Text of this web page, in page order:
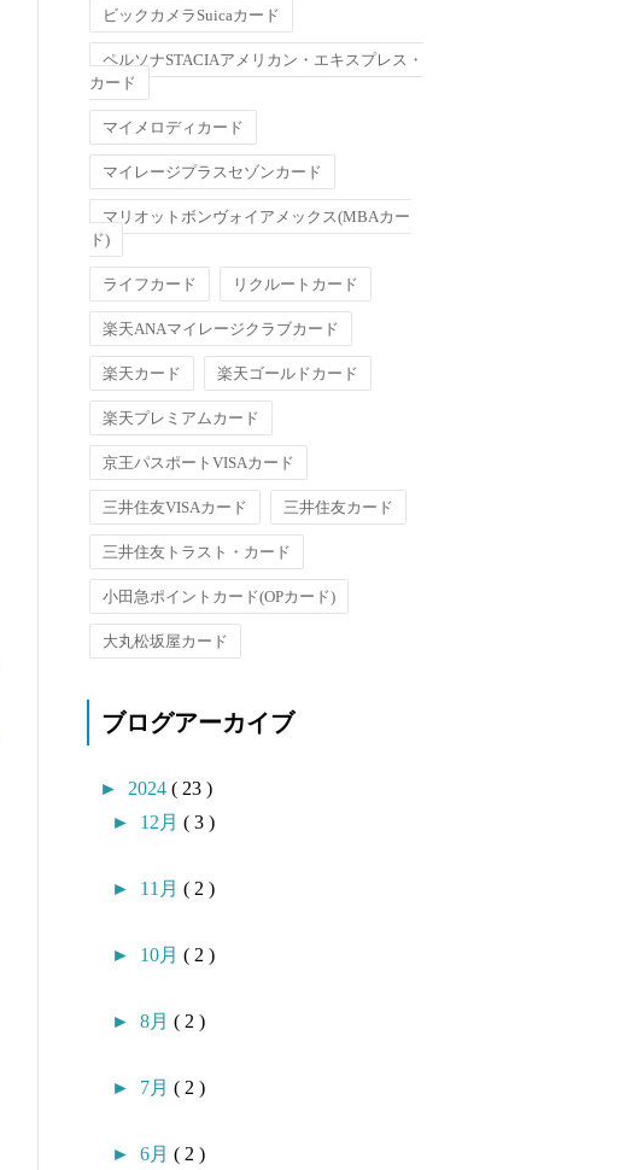
ビックカメラSuicaカード
ペルソナSTACIAアメリカン・エキスプレス・
カード
マイメロディカード
マイレージプラスセゾンカード
マリオットボンヴォイアメックス(MBAカー
ド)
ライフカード リクルートカード
楽天ANAマイレージクラブカード
楽天カード 楽天ゴールドカード
楽天プレミアムカード
京王パスポートVISAカード
三井住友VISAカード 三井住友カード
三井住友トラスト・カード
小田急ポイントカード(OPカード)
大丸松坂屋カード
ブログアーカイブ
► 2024 ( 23 )
► 12月 ( 3 )
► 11月 ( 2 )
► 10月 ( 2 )
► 8月 ( 2 )
► 7月 ( 2 )
► 6月 ( 2 )